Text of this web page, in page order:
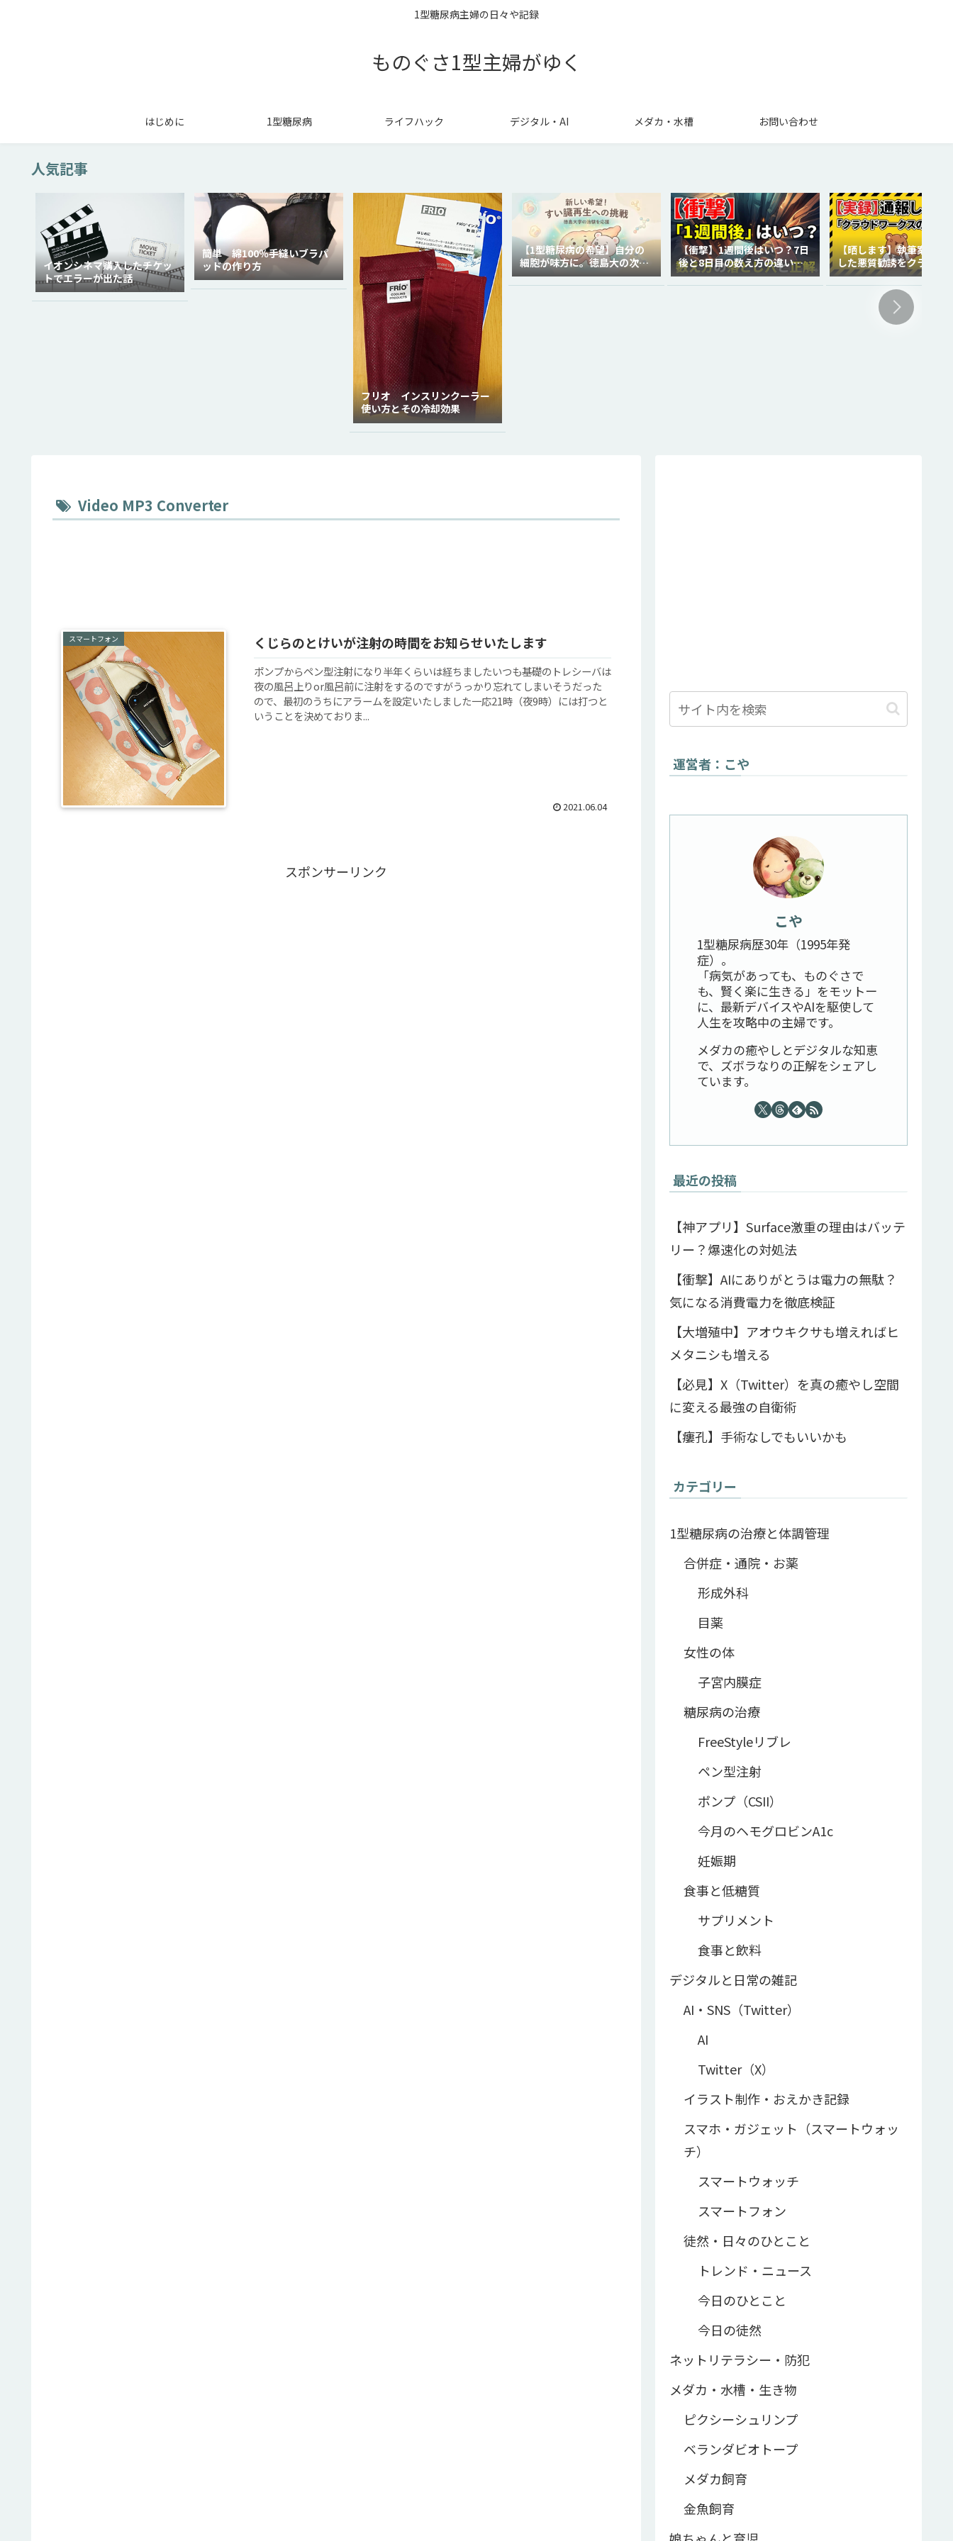
1型糖尿病主婦の日々や記録
ものぐさ1型主婦がゆく
はじめに 1型糖尿病 ライフハック デジタル・AI メダカ・水槽 お問い合わせ
人気記事
イオンシネマ購入したチケッ
トでエラーが出た話
簡単 綿100％手縫いブラパ
ッドの作り方
フリオ インスリンクーラー
使い方とその冷却効果
【1型糖尿病の希望】自分の
細胞が味方に。徳島大の次世
代再生医療
【衝撃】1週間後はいつ？7日
後と8日目の数え方の違いを
徹底解説！
【晒します】執筆案件で
した悪質勧誘をクラウド
クスに通報しました。
Video MP3 Converter
スマートフォン くじらのとけいが注射の時間をお知らせいたします
ポンプからペン型注射になり半年くらいは経ちましたいつも基礎のトレシーバは
夜の風呂上りor風呂前に注射をするのですがうっかり忘れてしまいそうだった
ので、最初のうちにアラームを設定いたしました一応21時（夜9時）には打つと
いうことを決めておりま...
2021.06.04
スポンサーリンク
運営者：こや
こや
1型糖尿病歴30年（1995年発
症）。
「病気があっても、ものぐさで
も、賢く楽に生きる」をモットー
に、最新デバイスやAIを駆使して
人生を攻略中の主婦です。
メダカの癒やしとデジタルな知恵
で、ズボラなりの正解をシェアし
ています。
最近の投稿
【神アプリ】Surface激重の理由はバッテ
リー？爆速化の対処法
【衝撃】AIにありがとうは電力の無駄？
気になる消費電力を徹底検証
【大増殖中】アオウキクサも増えればヒ
メタニシも増える
【必見】X（Twitter）を真の癒やし空間
に変える最強の自衛術
【瘻孔】手術なしでもいいかも
カテゴリー
1型糖尿病の治療と体調管理
合併症・通院・お薬
形成外科
目薬
女性の体
子宮内膜症
糖尿病の治療
FreeStyleリブレ
ペン型注射
ポンプ（CSII）
今月のヘモグロビンA1c
妊娠期
食事と低糖質
サプリメント
食事と飲料
デジタルと日常の雑記
AI・SNS（Twitter）
AI
Twitter（X）
イラスト制作・おえかき記録
スマホ・ガジェット（スマートウォッ
チ）
スマートウォッチ
スマートフォン
徒然・日々のひとこと
トレンド・ニュース
今日のひとこと
今日の徒然
ネットリテラシー・防犯
メダカ・水槽・生き物
ピクシーシュリンプ
ベランダビオトープ
メダカ飼育
金魚飼育